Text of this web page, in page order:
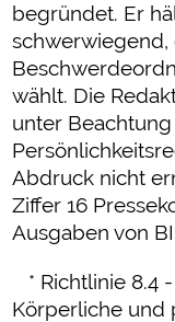
begründet. Er
schwerwiegend,
wählt. Die
unter
Abdruck nicht
Ziffer 16
Ausgaben von
* Richtlinie 8.4
Körperliche und